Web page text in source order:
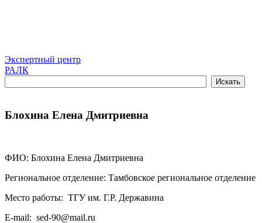
Экспертный центр
РАЛК
Блохина Елена Дмитриевна
ФИО: Блохина Елена Дмитриевна
Региональное отделение: Тамбовское региональное отделение
Место работы: ТГУ им. Г.Р. Державина
E-mail: sed-90@mail.ru